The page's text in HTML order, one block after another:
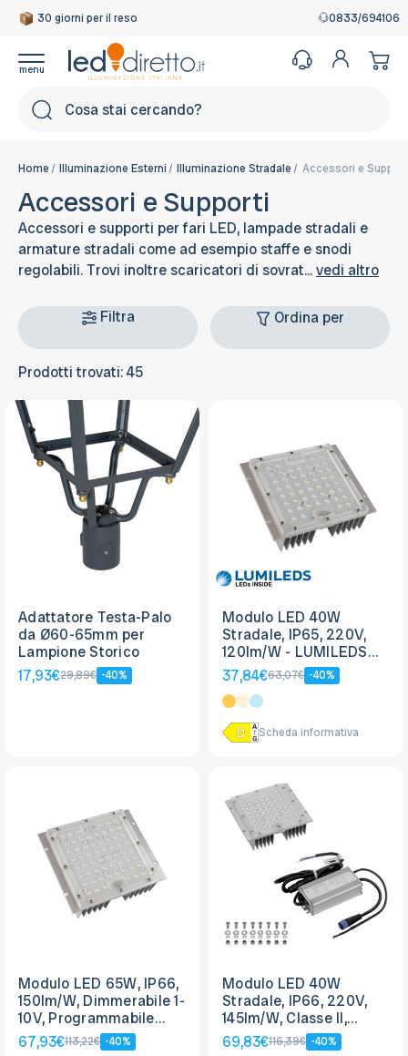
30 giorni per il reso 0833/694106
Home Illuminazione Esterni Illuminazione Stradale Accessori e
Accessori e Supporti
Accessori e supporti per fari LED, lampade stradali e
armature stradali come ad esempio staffe e snodi
regolabili. Trovi inoltre scaricatori di sovrat...vedi altro
Filtra Ordina per
Prodotti trovati: 45
Adattatore Testa-Palo
da Ø60-65mm per
Lampione Storico
17,93€29,89€ -40%
Modulo LED 40W
Stradale, IP65, 220V,
120lm/W - LUMILEDS
LED
37,84€63,07€ -40%
Scheda informativa
Modulo LED 65W, IP66,
150lm/W, Dimmerabile 1-
10V, Programmabile
driver Philips
67,93€113,22€ -40%
Modulo LED 40W
Stradale, IP66, 220V,
145lm/W, Classe II,
LUMILEDS LED
69,83€116,39€ -40%